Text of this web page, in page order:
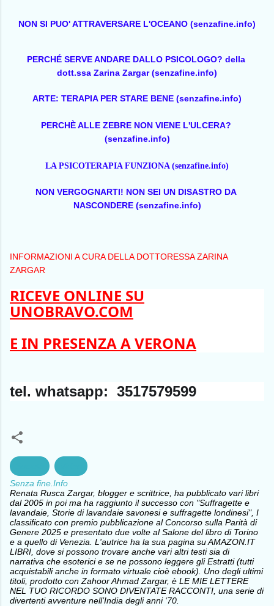
NON SI PUO' ATTRAVERSARE L'OCEANO (senzafine.info)
PERCHÉ SERVE ANDARE DALLO PSICOLOGO? della
dott.ssa Zarina Zargar (senzafine.info)
ARTE: TERAPIA PER STARE BENE (senzafine.info)
PERCHÈ ALLE ZEBRE NON VIENE L'ULCERA?
(senzafine.info)
LA PSICOTERAPIA FUNZIONA (senzafine.info)
NON VERGOGNARTI! NON SEI UN DISASTRO DA
NASCONDERE (senzafine.info)
INFORMAZIONI A CURA DELLA DOTTORESSA ZARINA
ZARGAR
RICEVE ONLINE SU
UNOBRAVO.COM
E IN PRESENZA A VERONA
tel. whatsapp: 3517579599
Senza fine.Info
Renata Rusca Zargar, blogger e scrittrice, ha pubblicato vari libri
dal 2005 in poi ma ha raggiunto il successo con "Suffragette e
lavandaie, Storie di lavandaie savonesi e suffragette londinesi", I
classificato con premio pubblicazione al Concorso sulla Parità di
Genere 2025 e presentato due volte al Salone del libro di Torino
e a quello di Venezia. L'autrice ha la sua pagina su AMAZON.IT
LIBRI, dove si possono trovare anche vari altri testi sia di
narrativa che esoterici e se ne possono leggere gli Estratti (tutti
acquistabili anche in formato virtuale cioè ebook). Uno degli ultimi
titoli, prodotto con Zahoor Ahmad Zargar, è LE MIE LETTERE
NEL TUO RICORDO SONO DIVENTATE RACCONTI, una serie di
divertenti avventure nell’India degli anni ‘70.